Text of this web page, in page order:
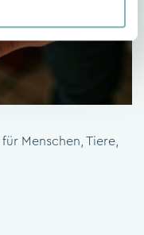
Menschen, Tiere,